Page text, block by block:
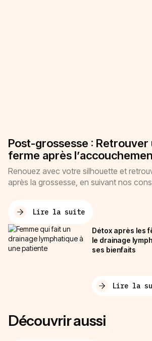
Post-grossesse : Retrouver
ferme après
Renouez avec votre silhouette et
après la grossesse, en suivant nos
Lire la suite
Détox après les
le drainage
ses bienfaits
Lire la
Découvrir aussi